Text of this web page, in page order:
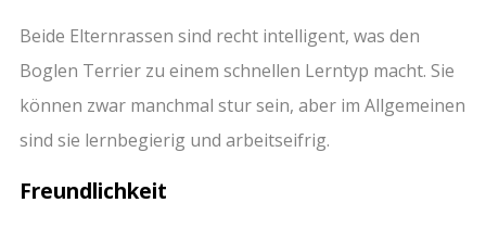
Beide Elternrassen sind recht intelligent, was den
Boglen Terrier zu einem schnellen Lerntyp macht. Sie
können zwar manchmal stur sein, aber im Allgemeinen
sind sie lernbegierig und arbeitseifrig.
Freundlichkeit